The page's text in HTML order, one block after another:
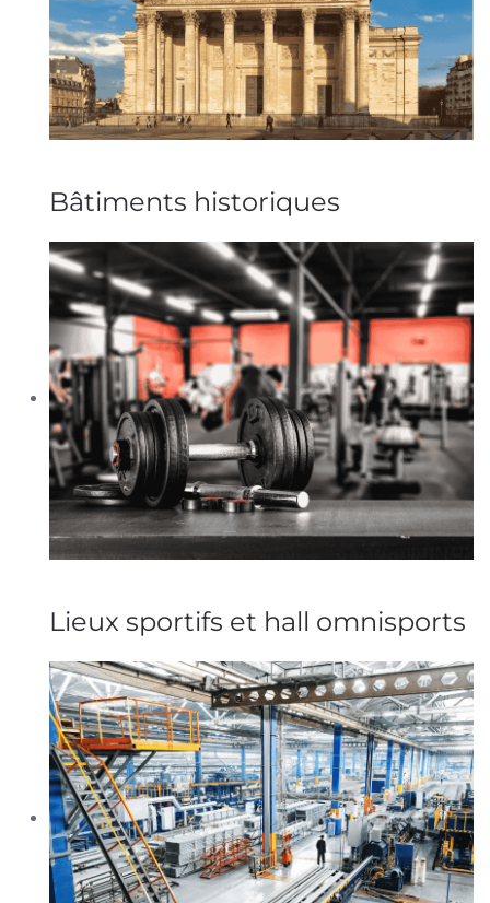
Bâtiments historiques
Lieux sportifs et hall omnisports